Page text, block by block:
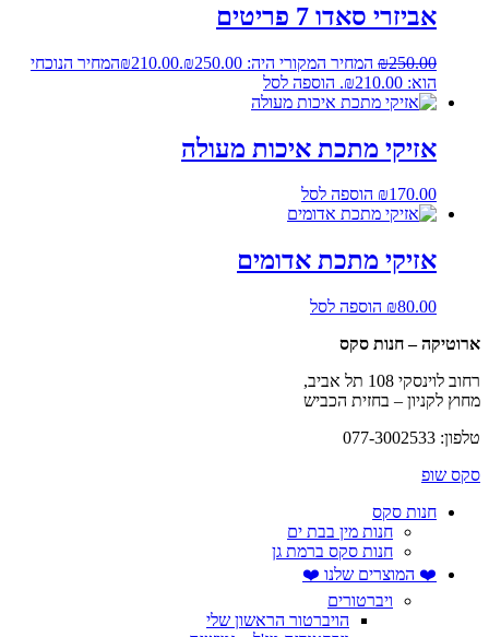
אביזרי סאדו 7 פריטים
₪250.00 המחיר המקורי היה: ₪250.00. ₪210.00
המחיר הנוכחי
הוא: ₪210.00.
הוספה לסל
אזיקי מתכת איכות מעולה
₪170.00 הוספה לסל
אזיקי מתכת אדומים
₪80.00
הוספה לסל
ארוטיקה – חנות סקס
רחוב לוינסקי 108 תל אביב,
מחוץ לקניון – בחזית הכביש
טלפון: 077-3002533
סקס שופ
חנות סקס
חנות מין בבת ים
חנות סקס ברמת גן
❤️ המוצרים שלנו ❤️
ויברטורים
הויברטור הראשון שלי